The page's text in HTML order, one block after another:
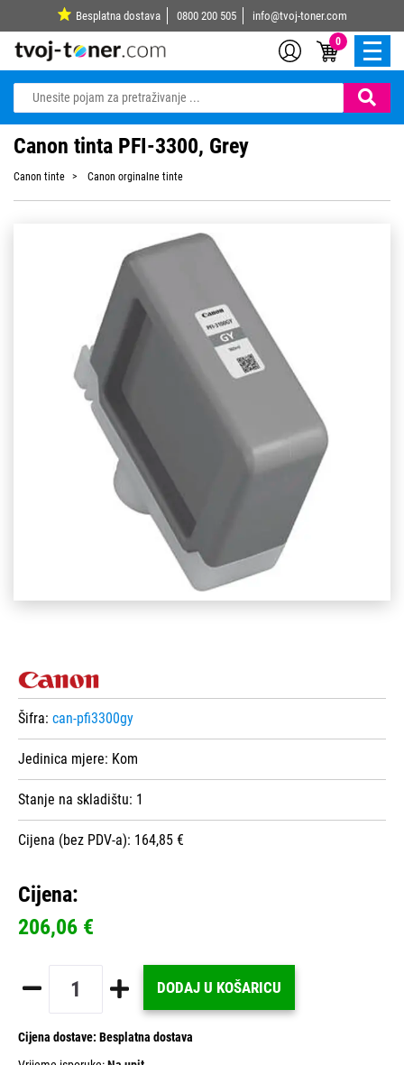
Besplatna dostava 0800 200 505 info@tvoj-toner.com
0
Canon tinta PFI-3300, Grey
Canon tinte Canon orginalne tinte
Šifra: can-pfi3300gy
Jedinica mjere: Kom
Stanje na skladištu: 1
Cijena (bez PDV-a): 164,85 €
Cijena:
206,06 €
DODAJ U KOŠARICU
Cijena dostave: Besplatna dostava